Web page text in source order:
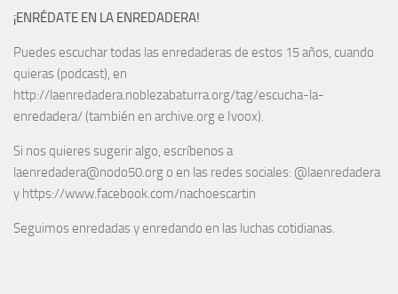
¡ENRÉDATE EN LA ENREDADERA!
Puedes escuchar todas las enredaderas de estos 15 años, cuando
quieras (podcast), en
http://laenredadera.noblezabaturra.org/tag/escucha-la-
enredadera/ (también en archive.org e Ivoox).
Si nos quieres sugerir algo, escríbenos a
laenredadera@nodo50.org o en las redes sociales: @laenredadera
y https://www.facebook.com/nachoescartin
Seguimos enredadas y enredando en las luchas cotidianas.